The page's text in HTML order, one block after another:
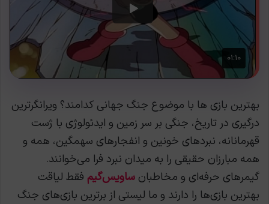
بهترین بازی ها با موضوع جنگ جهانی کدامند؟ ویرانگرترین
درگیری در تاریخ، جنگی بر سر زمین و ایدئولوژی با ژست
قهرمانانه، نبردهای خونین و انفجارهای سهمگین، همه و
همه مبارزان حقیقی را به میدان نبرد فرا می‌خوانند.
گیمرهای حرفه‌ای و مخاطبان ساویس‌گیم فقط لیاقت
بهترین بازی‌ها را دارند و ما لیستی از برترین بازی‌های جنگ